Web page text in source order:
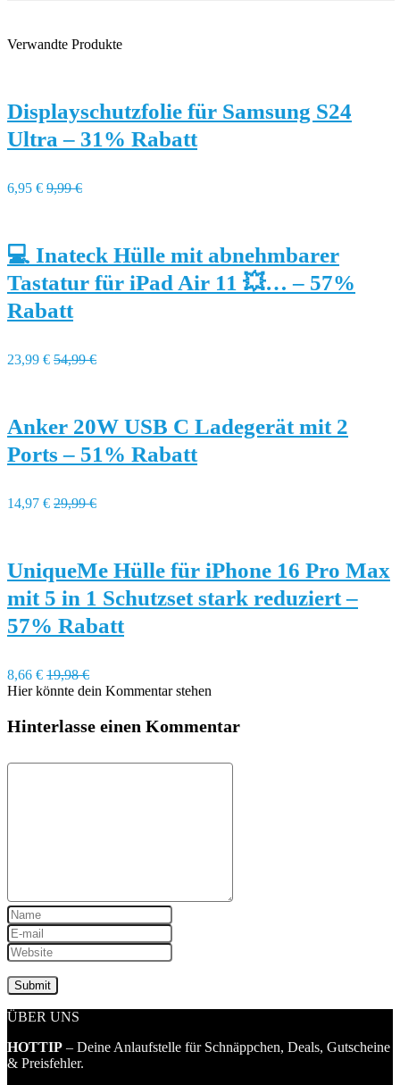
Verwandte Produkte
Displayschutzfolie für Samsung S24
Ultra – 31% Rabatt
6,95 € 9,99 €
💻 Inateck Hülle mit abnehmbarer
Tastatur für iPad Air 11 💥… – 57%
Rabatt
23,99 € 54,99 €
Anker 20W USB C Ladegerät mit 2
Ports – 51% Rabatt
14,97 € 29,99 €
UniqueMe Hülle für iPhone 16 Pro Max
mit 5 in 1 Schutzset stark reduziert –
57% Rabatt
8,66 € 19,98 €
Hier könnte dein Kommentar stehen
Hinterlasse einen Kommentar
ÜBER UNS
HOTTIP – Deine Anlaufstelle für Schnäppchen, Deals, Gutscheine
& Preisfehler.